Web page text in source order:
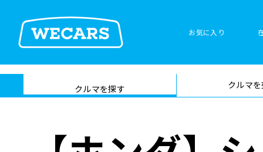
お気に入り
在庫検索
サイト内検
索
クルマを探す クルマ